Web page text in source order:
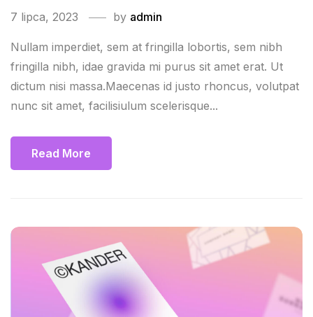
7 lipca, 2023 by admin
Nullam imperdiet, sem at fringilla lobortis, sem nibh
fringilla nibh, idae gravida mi purus sit amet erat. Ut
dictum nisi massa.Maecenas id justo rhoncus, volutpat
nunc sit amet, facilisiulum scelerisque...
Read More